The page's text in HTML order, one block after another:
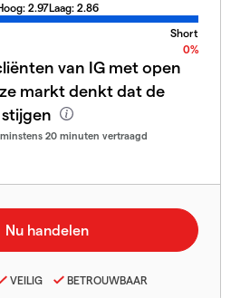
2.97Laag: 2.86
Short
0%
van IG met open
markt denkt dat de
20 minuten vertraagd
VEILIG BETROUWBAAR